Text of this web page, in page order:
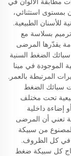
بمستوى استثنائي،
للأسنان الطبيعية.
بسلاسة مع
يقدّرها المرضى
الضغط السنية
الموجودة في مينا
المرتبطة بالعمر.
سبائك الضغط
تحت مختلف
داخلية
تعني أن المرضى
من سبيكة
في كل الظروف.
كل سبيكة ضغط